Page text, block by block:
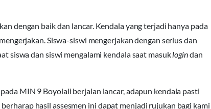
dengan baik dan lancar. Kendala yang terjadi hanya pada
Siswa-siswi mengerjakan dengan serius dan
siswa dan siswi mengalami kendala saat masuklogindan
MIN 9 Boyolali berjalan lancar, adapun kendala pasti
hasil assesmen ini dapat menjadi rujukan bagi kami